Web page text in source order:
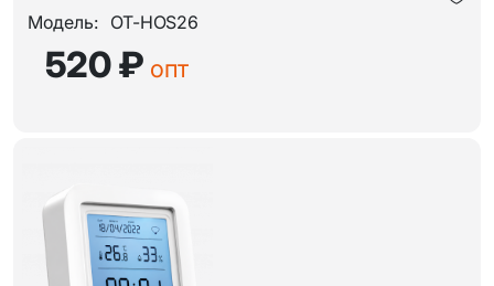
Модель: OT-HOS26
520 ₽ опт